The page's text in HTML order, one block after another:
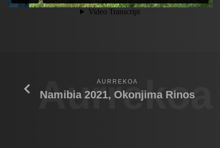
Aurrekoa
AURREKOA
Namibia 2021, Okonjima Rinos